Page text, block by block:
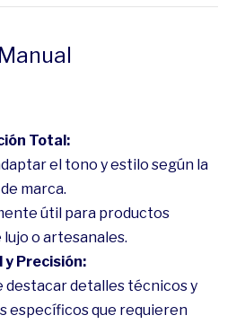
Total:
el tono y estilo según la
marca.
útil para productos
lujo o artesanales.
Precisión:
destacar detalles técnicos y
específicos que requieren